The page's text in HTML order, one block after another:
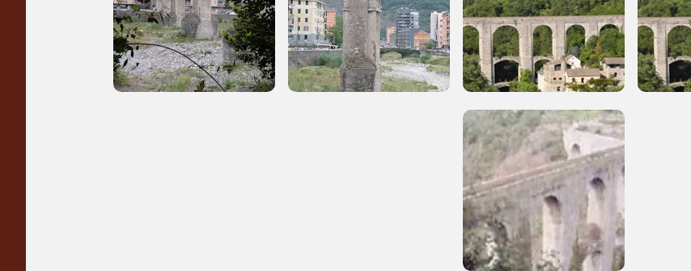
Regalati 365 giorni di
arte e cultura
nell'Italia più bella,
Ingresso
gratuito
nei Beni FAI tutto
l'anno
Gratis
Museo
Sansevero
Napoli
Palazzo
Firenze
Gallerie
Milano